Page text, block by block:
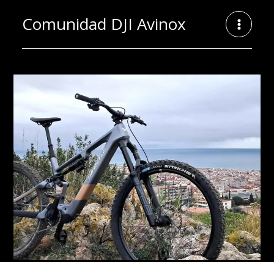
contenidoComunidad DJI Avinox